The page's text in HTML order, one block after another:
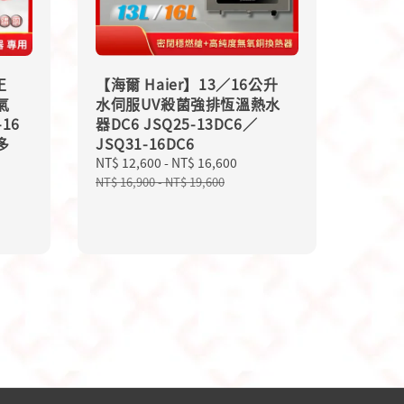
【海爾 Haier】13／16公升
水伺服UV殺菌強排恆溫熱水
器DC6 JSQ25-13DC6／
JSQ31-16DC6
Sale
price
NT$ 12,600 - NT$ 16,600
NT$ 16,900-NT$ 19,600